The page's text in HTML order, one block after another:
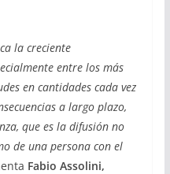
la creciente
entre los más
en cantidades cada vez
a largo plazo,
que es la difusión no
de una persona con el
Fabio Assolini,